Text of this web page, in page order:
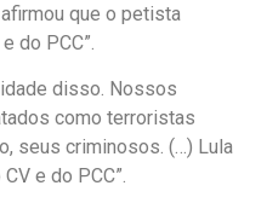
que o petista
do PCC”.
disso. Nossos
como terroristas
seus criminosos. (…) Lula
e do PCC”.